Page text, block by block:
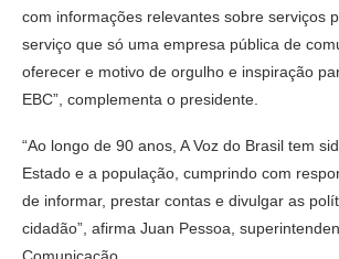
com informações relevantes sobre serviços
serviço que só uma empresa pública de
oferecer e motivo de orgulho e inspiração
EBC”, complementa o presidente.
“Ao longo de 90 anos, A Voz do Brasil tem
Estado e a população, cumprindo com
de informar, prestar contas e divulgar as
cidadão”, afirma Juan Pessoa,